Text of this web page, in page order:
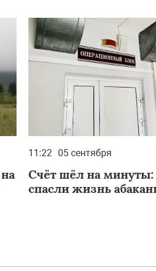
11:22 05 сентября
Счёт шёл на минуты:
спасли жизнь